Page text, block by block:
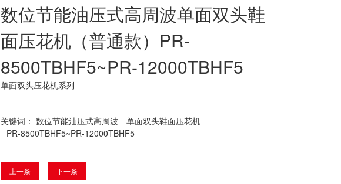
数位节能油压式高周波单面双头鞋
面压花机（普通款）PR-
8500TBHF5~PR-12000TBHF5
单面双头压花机系列
关键词： 数位节能油压式高周波
单面双头鞋面压花机
PR-8500TBHF5~PR-12000TBHF5
上一条 下一条